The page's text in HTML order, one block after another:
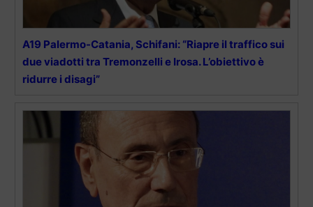
A19 Palermo-Catania, Schifani: “Riapre il traffico sui
due viadotti tra Tremonzelli e Irosa. L’obiettivo è
ridurre i disagi”